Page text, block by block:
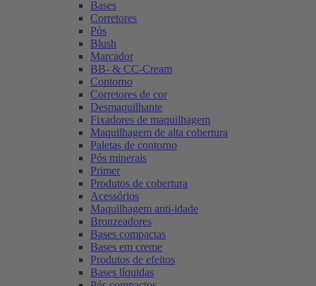
Bases
Corretores
Pós
Blush
Marcador
BB- & CC-Cream
Contorno
Corretores de cor
Desmaquilhante
Fixadores de maquilhagem
Maquilhagem de alta cobertura
Paletas de contorno
Pós minerais
Primer
Produtos de cobertura
Acessórios
Maquilhagem anti-idade
Bronzeadores
Bases compactas
Bases em creme
Produtos de efeitos
Bases líquidas